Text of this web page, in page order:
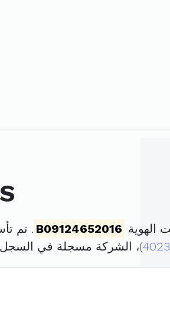
B09124652016 . تم تأسيسها في
4023)، الشركة مسجلة في